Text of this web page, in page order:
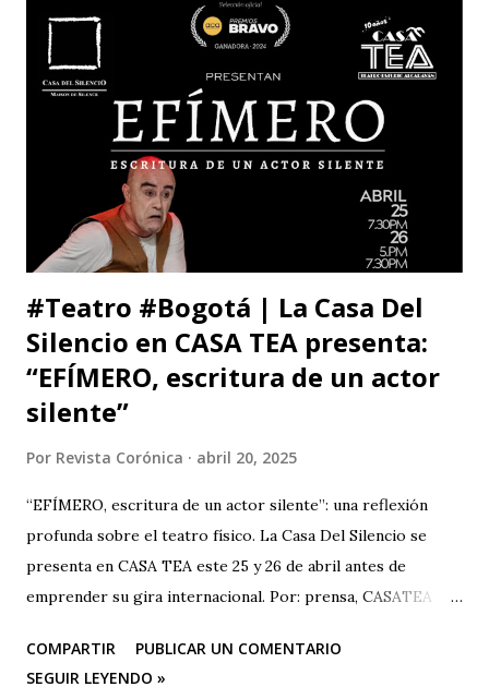
tu documento me obliga a hablarte en público. Entonces,
debo decirte que tu decisión de preferir al Zorro sobre el
Santo me ha llenado de estupor. No necesitabas explicarla
de una manera tan aterradora. Lo de menos es tu voto
anunciado, del que eres libre y soberano. Se trata de una
decisión que, por supuesto, no comparto pero que
respeto. Así es como suele decirse, con educación? Pero, lo
que me ll...
#Teatro #Bogotá | La Casa Del
Silencio en CASA TEA presenta:
“EFÍMERO, escritura de un actor
silente”
Por Revista Corónica abril 20, 2025
“EFÍMERO, escritura de un actor silente”: una reflexión
profunda sobre el teatro físico. La Casa Del Silencio se
presenta en CASA TEA este 25 y 26 de abril antes de
emprender su gira internacional. Por: prensa, CASATEA
CASA TEA con sus últimas funciones este 25 y 26 de abril de
COMPARTIR
PUBLICAR UN COMENTARIO
SEGUIR LEYENDO »